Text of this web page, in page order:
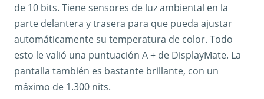
de 10 bits. Tiene sensores de luz ambiental en la
parte delantera y trasera para que pueda ajustar
automáticamente su temperatura de color. Todo
esto le valió una puntuación A + de DisplayMate. La
pantalla también es bastante brillante, con un
máximo de 1.300 nits.